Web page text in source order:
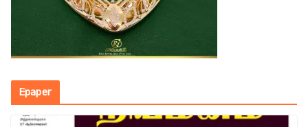
Epaper